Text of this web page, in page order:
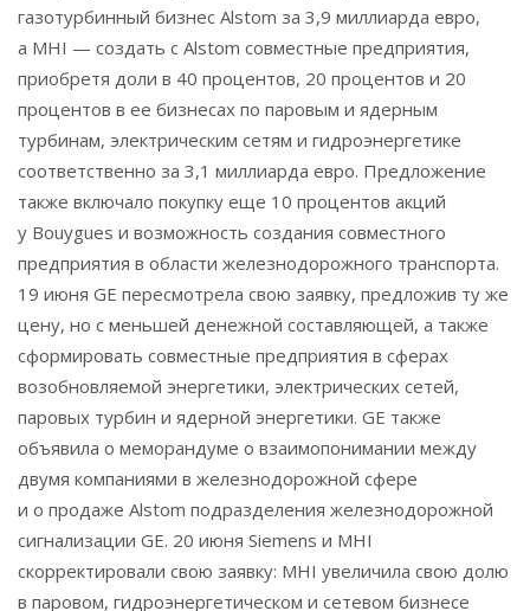
газотурбинный бизнес Alstom за 3,9 миллиарда евро,
а MHI — создать с Alstom совместные предприятия,
приобретя доли в 40 процентов, 20 процентов и 20
процентов в ее бизнесах по паровым и ядерным
турбинам, электрическим сетям и гидроэнергетике
соответственно за 3,1 миллиарда евро. Предложение
также включало покупку еще 10 процентов акций
у Bouygues и возможность создания совместного
предприятия в области железнодорожного транспорта.
19 июня GE пересмотрела свою заявку, предложив ту же
цену, но с меньшей денежной составляющей, а также
сформировать совместные предприятия в сферах
возобновляемой энергетики, электрических сетей,
паровых турбин и ядерной энергетики. GE также
объявила о меморандуме о взаимопонимании между
двумя компаниями в железнодорожной сфере
и о продаже Alstom подразделения железнодорожной
сигнализации GE. 20 июня Siemens и MHI
скорректировали свою заявку: MHI увеличила свою долю
в паровом, гидроэнергетическом и сетевом бизнесе